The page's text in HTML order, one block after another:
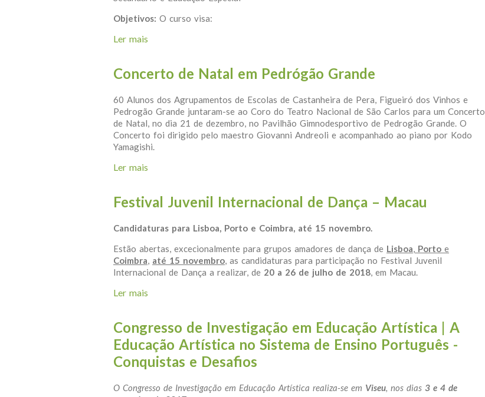
Objetivos: O curso visa:
Ler mais
Concerto de Natal em Pedrógão Grande
60 Alunos dos Agrupamentos de Escolas de Castanheira de Pera, Figueiró dos Vinhos e
Pedrogão Grande juntaram-se ao Coro do Teatro Nacional de São Carlos para um Concerto
de Natal, no dia 21 de dezembro, no Pavilhão Gimnodesportivo de Pedrogão Grande. O
Concerto foi dirigido pelo maestro Giovanni Andreoli e acompanhado ao piano por Kodo
Yamagishi.
Ler mais
Festival Juvenil Internacional de Dança – Macau
Candidaturas para Lisboa, Porto e Coimbra, até 15 novembro.
Estão abertas, excecionalmente para grupos amadores de dança de Lisboa, Porto e
Coimbra, até 15 novembro, as candidaturas para participação no Festival Juvenil
Internacional de Dança a realizar, de 20 a 26 de julho de 2018, em Macau.
Ler mais
Congresso de Investigação em Educação Artística | A
Educação Artística no Sistema de Ensino Português -
Conquistas e Desafios
O Congresso de Investigação em Educação Artística realiza-se em Viseu, nos dias 3 e 4 de